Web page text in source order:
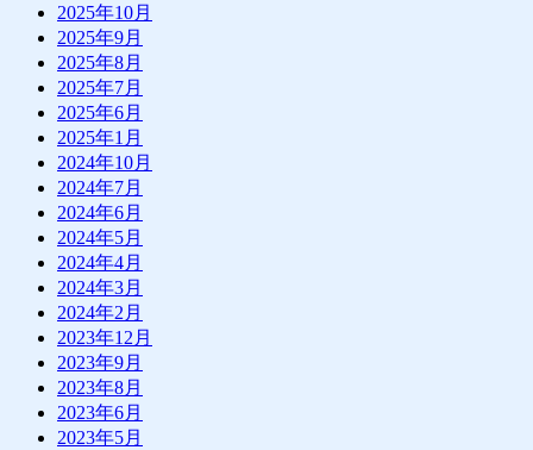
2025年10月
2025年9月
2025年8月
2025年7月
2025年6月
2025年1月
2024年10月
2024年7月
2024年6月
2024年5月
2024年4月
2024年3月
2024年2月
2023年12月
2023年9月
2023年8月
2023年6月
2023年5月